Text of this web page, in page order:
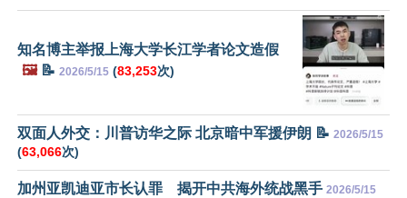
知名博主举报上海大学长江学者论文造假
🖼️📝 2026/5/15 (83,253次)
双面人外交：川普访华之际 北京暗中军援伊朗 📝 2026/5/15
(63,066次)
加州亚凯迪亚市长认罪 揭开中共海外统战黑手 2026/5/15